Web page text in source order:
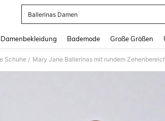
Ballerinas Damen
Damenbekleidung Bademode Große Größen
Schuhe / Mary Jane Ballerinas mit rundem